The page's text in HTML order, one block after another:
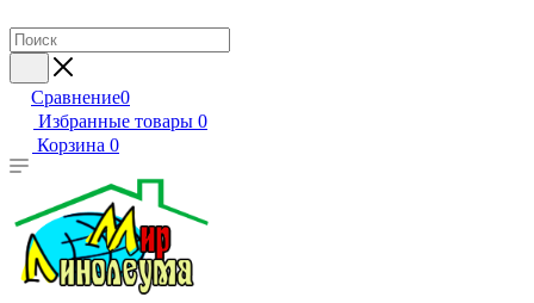
Сравнение0
Избранные товары 0
Корзина 0